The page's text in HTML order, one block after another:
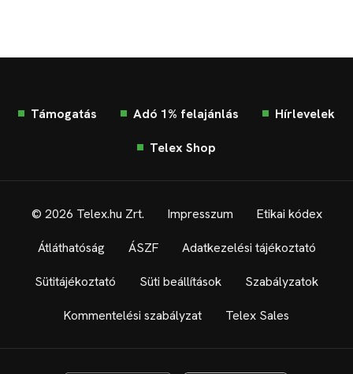
Támogatás Adó 1% felajánlás Hírlevelek
Telex Shop
© 2026 Telex.hu Zrt. Impresszum Etikai kódex
Átláthatóság ÁSZF Adatkezelési tájékoztató
Sütitájékoztató Süti beállítások Szabályzatok
Kommentelési szabályzat Telex Sales